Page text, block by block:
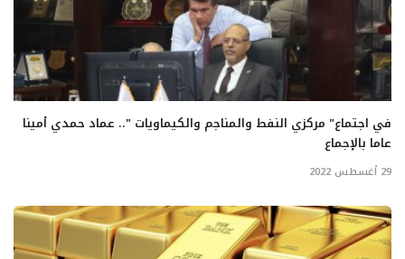
في اجتماع" مركزي النفط والمناجم والكيماويات ".. عماد حمدي أمينا
عاما بالإجماع
29 أغسطس 2022